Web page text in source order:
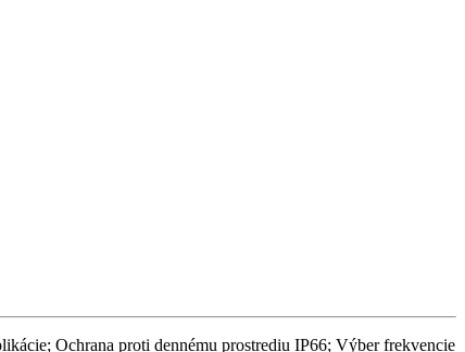
Ochrana proti dennému prostrediu IP66; Výber frekvencie